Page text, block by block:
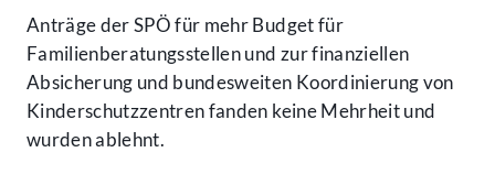
Anträge der SPÖ für mehr Budget für
Familienberatungsstellen und zur finanziellen
Absicherung und bundesweiten Koordinierung von
Kinderschutzzentren fanden keine Mehrheit und
wurden ablehnt.